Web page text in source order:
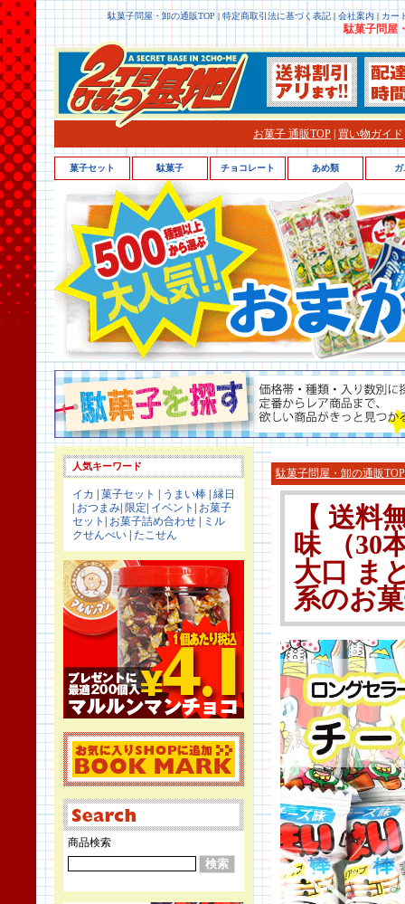
駄菓子問屋・卸の通販TOP | 特定商取引法に基づく表記 | 会社案内 | カー
駄菓子問屋
お菓子 通販TOP 買い物ガイド
人気キーワード
イカ 菓子セット うまい棒 縁日
おつまみ 限定 イベント
お菓子
セット
お菓子詰め合わせ
ミル
クせんべい たこせん
商品検索
駄菓子問屋・卸の通販TOP
【 送料
味 （30
大口 ま
系のお